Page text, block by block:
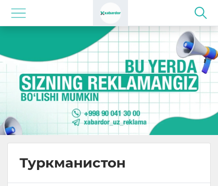
Туркманистон